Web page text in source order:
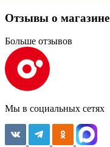
Отзывы о магазине
Больше отзывов
Мы в социальных сетях